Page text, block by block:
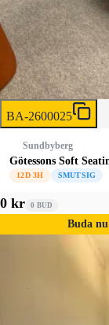
BA-2600025
Sundbyberg
Götessons Soft
12D 3H SMUTSIG
0 kr 0 BUD
Buda nu